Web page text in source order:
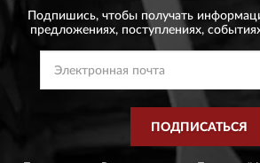
Подпишись, чтобы получать
предложениях, поступлениях,
ПОДПИСАТЬСЯ